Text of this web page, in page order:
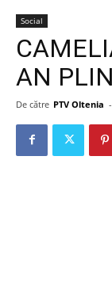
Social
AN
De către PTV Oltenia -